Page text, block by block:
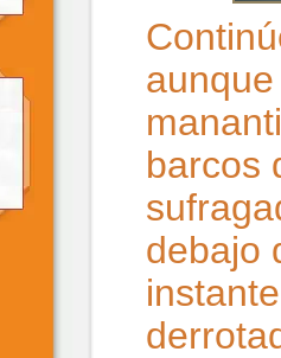
barcos
debajo